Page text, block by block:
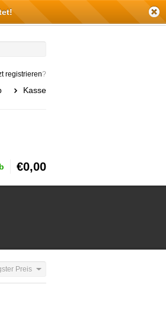
registrieren?
Kasse
€0,00
Preis